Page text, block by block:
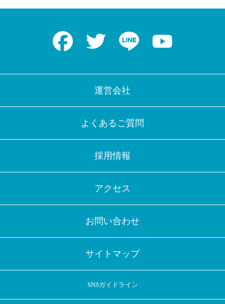
Facebook Twitter LINE
運営会社
よくあるご質問
採用情報
アクセス
お問い合わせ
サイトマップ
SNSガイドライン